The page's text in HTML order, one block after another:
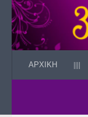
Skip to content
ΑΡΧΙΚΗ ||||